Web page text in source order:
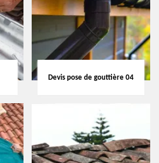
Devis pose de gouttière 04